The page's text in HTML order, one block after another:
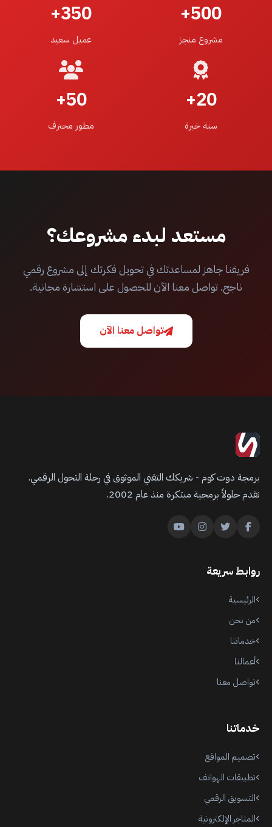
500+
مشروع منجز
350+
عميل سعيد
20+
سنة خبرة
50+
مطور محترف
مستعد لبدء مشروعك؟
فريقنا جاهز لمساعدتك في تحويل فكرتك إلى مشروع رقمي
ناجح. تواصل معنا الآن للحصول على استشارة مجانية.
تواصل معنا الآن
برمجة دوت كوم - شريكك التقني الموثوق في رحلة التحول الرقمي.
نقدم حلولاً برمجية مبتكرة منذ عام 2002.
روابط سريعة
الرئيسية
من نحن
خدماتنا
أعمالنا
تواصل معنا
خدماتنا
تصميم المواقع
تطبيقات الهواتف
التسويق الرقمي
المتاجر الإلكترونية